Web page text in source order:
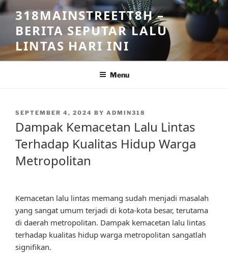
Skip
to
content
318MAINSTREETT8H –
BERITA SEPUTAR LALU
LINTAS HARI INI
Menu
POSTED
SEPTEMBER 4, 2024 BY ADMIN318
Dampak Kemacetan Lalu Lintas
Terhadap Kualitas Hidup Warga
Metropolitan
Kemacetan lalu lintas memang sudah menjadi masalah
yang sangat umum terjadi di kota-kota besar, terutama
di daerah metropolitan. Dampak kemacetan lalu lintas
terhadap kualitas hidup warga metropolitan sangatlah
signifikan.